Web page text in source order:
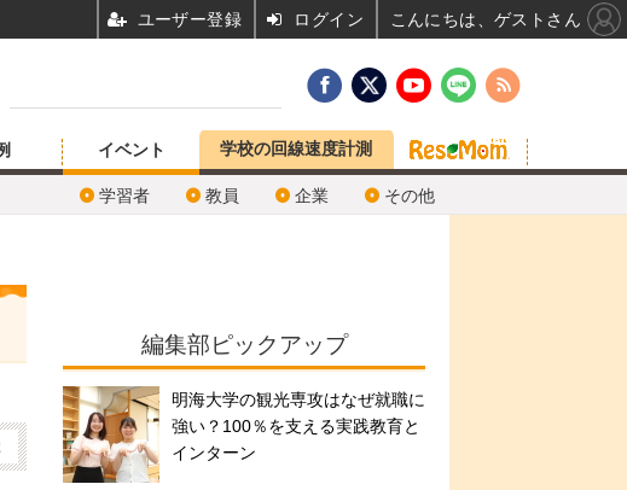
イベント
学習者 教員 企業 その他
学校の回線速度計測
編集部ピックアップ
明海大学の観光専攻はなぜ就職に
強い？100％を支える実践教育と
インターン
ユーザー登録 ログイン こんにちは、ゲストさん